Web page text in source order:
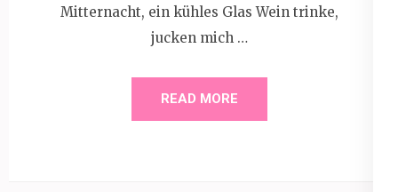
Mitternacht, ein kühles Glas Wein trinke,
jucken mich …
READ MORE